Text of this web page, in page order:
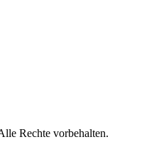
Rechte vorbehalten.